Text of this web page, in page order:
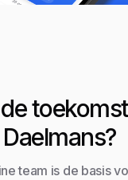
Daelmans?
team is de basis